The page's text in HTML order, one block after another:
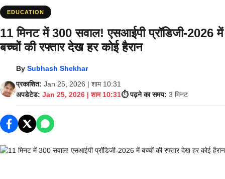
EDUCATION
11 मिनट में 300 सवाल! एसआईपी प्रॉडिजी-2026 में
बच्चों की रफ्तार देख हर कोई हैरान
By Subhash Shekhar
प्रकाशित: Jan 25, 2026 | शाम 10:31
अपडेटेड: Jan 25, 2026 | शाम 10:31⏱️ पढ़ने का समय: 3 मिनट